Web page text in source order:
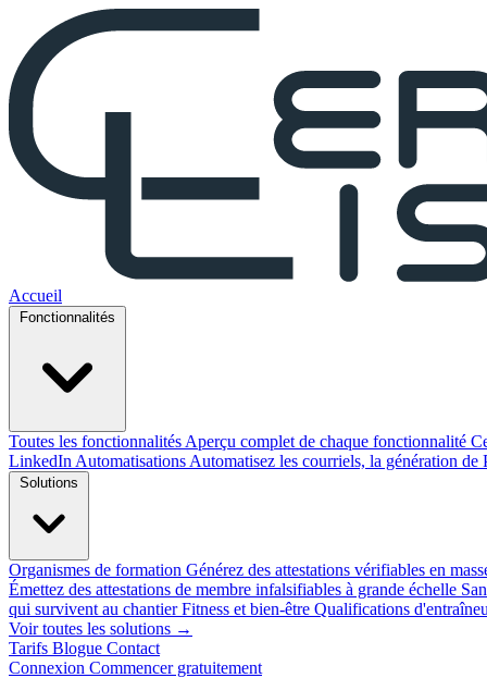
Accueil
Toutes les fonctionnalités Aperçu complet de chaque fonctionnalité
LinkedIn Automatisations Automatisez les courriels, la génération
Organismes de formation Générez des attestations vérifiables en
Émettez des attestations de membre infalsifiables à grande échelle
qui survivent au chantier Fitness et bien-être Qualifications
Voir toutes les solutions →
Tarifs Blogue Contact
Connexion Commencer gratuitement